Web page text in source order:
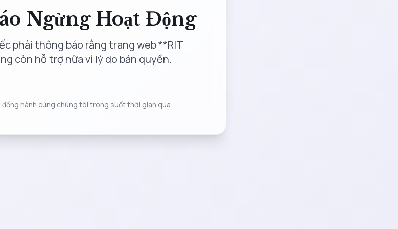
Ngừng Hoạt Động
phải thông báo rằng trang web **RIT
còn hỗ trợ nữa vì lý do bản quyền.
đồng hành cùng chúng tôi trong suốt thời gian qua.